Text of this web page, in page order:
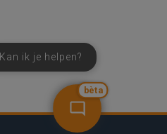
bèta
Kan ik je helpen?